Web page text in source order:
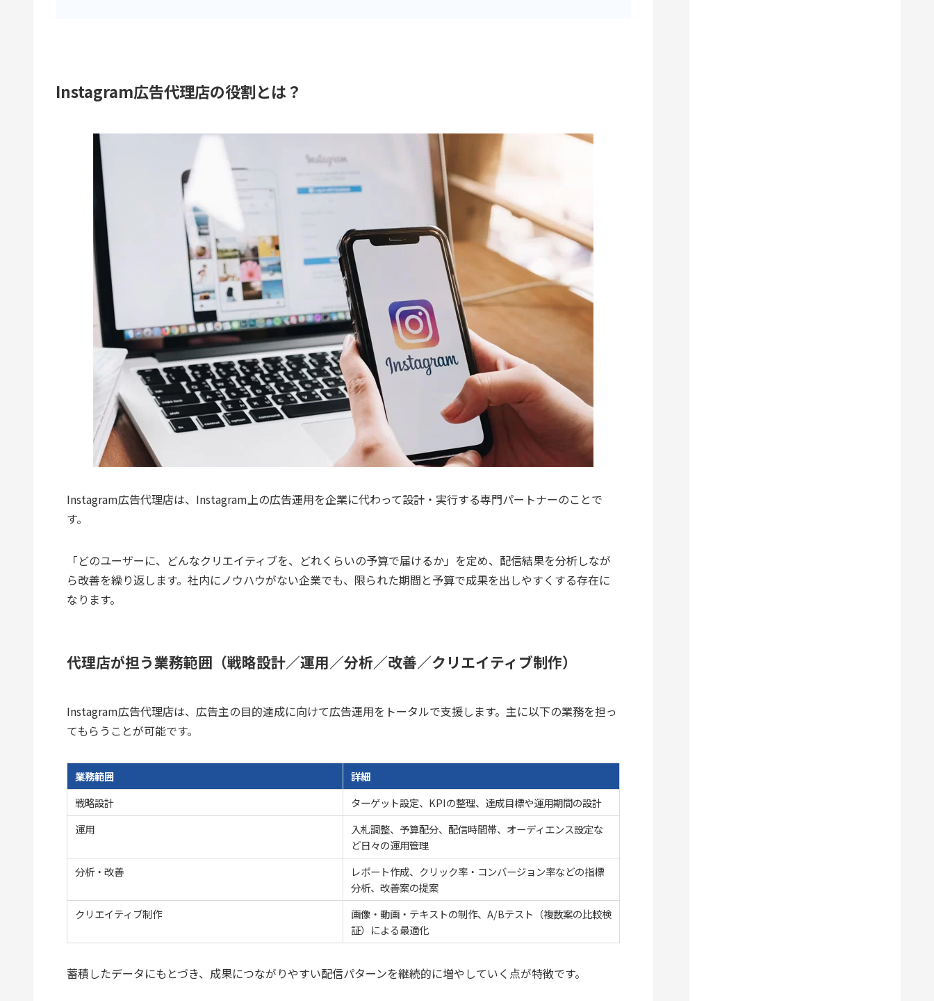
Instagram広告代理店の役割とは？
Instagram広告代理店は、Instagram上の広告運用を企業に代わって設計・実行する専門パートナーのことで
す。
「どのユーザーに、どんなクリエイティブを、どれくらいの予算で届けるか」を定め、配信結果を分析しなが
ら改善を繰り返します。社内にノウハウがない企業でも、限られた期間と予算で成果を出しやすくする存在に
なります。
代理店が担う業務範囲（戦略設計／運用／分析／改善／クリエイティブ制作）
Instagram広告代理店は、広告主の目的達成に向けて広告運用をトータルで支援します。主に以下の業務を担っ
てもらうことが可能です。
業務範囲
詳細
戦略設計
ターゲット設定、KPIの整理、達成目標や運用期間の設計
運用
入札調整、予算配分、配信時間帯、オーディエンス設定な
ど日々の運用管理
分析・改善
レポート作成、クリック率・コンバージョン率などの指標
分析、改善案の提案
クリエイティブ制作
画像・動画・テキストの制作、A/Bテスト（複数案の比較検
証）による最適化
蓄積したデータにもとづき、成果につながりやすい配信パターンを継続的に増やしていく点が特徴です。